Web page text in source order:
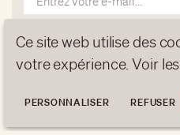
Ce site web utilise des
votre expérience. Voir les
PERSONNALISER REFUSER